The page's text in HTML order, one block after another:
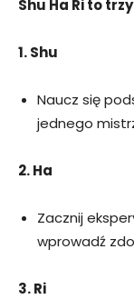
Shu Ha Ri to
1. Shu
Naucz się
jednego
2. Ha
Zacznij
wprowadź
3. Ri